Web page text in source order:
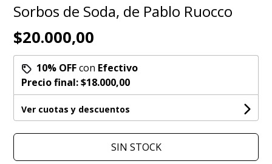
Sorbos de Soda, de Pablo Ruocco
$20.000,00
10% OFFcon Efectivo
Precio final:$18.000,00
Ver cuotas y descuentos
SIN STOCK